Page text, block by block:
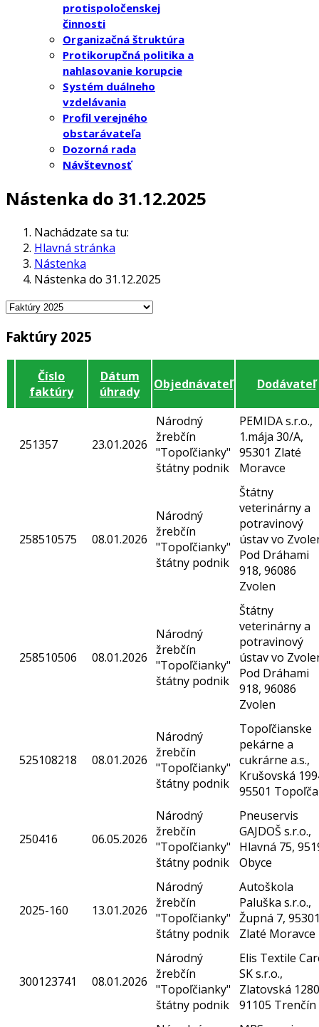
protispoločenskej
činnosti
Organizačná štruktúra
Protikorupčná politika a
nahlasovanie korupcie
Systém duálneho
vzdelávania
Profil verejného
obstarávateľa
Dozorná rada
Návštevnosť
Nástenka do 31.12.2025
Nachádzate sa tu:
Hlavná stránka
Nástenka
Nástenka do 31.12.2025
Faktúry 2025
Číslo
faktúry
Dátum
úhrady
Objednávateľ Dodávateľ
251357 23.01.2026
Národný
žrebčín
"Topoľčianky"
štátny podnik
PEMIDA s.r.o.,
1.mája 30/A,
95301 Zlaté
Moravce
258510575 08.01.2026
Národný
žrebčín
"Topoľčianky"
štátny podnik
Štátny
veterinárny a
potravinový
ústav vo
Pod Dráhami
918, 96086
Zvolen
258510506 08.01.2026
Národný
žrebčín
"Topoľčianky"
štátny podnik
Štátny
veterinárny a
potravinový
ústav vo
Pod Dráhami
918, 96086
Zvolen
525108218 08.01.2026
Národný
žrebčín
"Topoľčianky"
štátny podnik
Topoľčianske
pekárne a
cukrárne a.s.,
Krušovská
95501
250416 06.05.2026
Národný
žrebčín
"Topoľčianky"
štátny podnik
Pneuservis
GAJDOŠ s.r.o.,
Hlavná 75,
Obyce
2025-160 13.01.2026
Národný
žrebčín
"Topoľčianky"
štátny podnik
Autoškola
Paluška s.r.o.,
Župná 7,
Zlaté Moravce
300123741 08.01.2026
Národný
žrebčín
"Topoľčianky"
štátny podnik
Elis Textile
SK s.r.o.,
Zlatovská
91105 Trenčín